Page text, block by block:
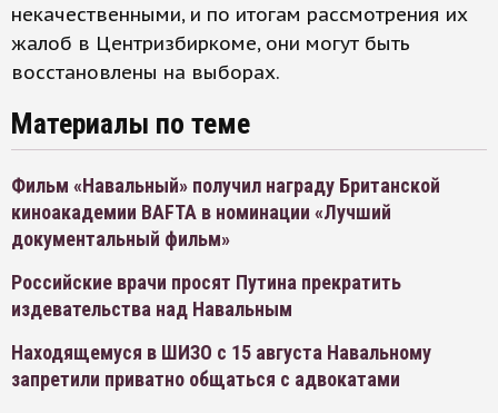
некачественными, и по итогам рассмотрения их
жалоб в Центризбиркоме, они могут быть
восстановлены на выборах.
Материалы по теме
Фильм «Навальный» получил награду Британской
киноакадемии BAFTA в номинации «Лучший
документальный фильм»
Российские врачи просят Путина прекратить
издевательства над Навальным
Находящемуся в ШИЗО с 15 августа Навальному
запретили приватно общаться с адвокатами